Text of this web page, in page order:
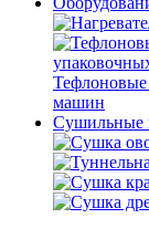
Тефлоновые
машин
Сушильные